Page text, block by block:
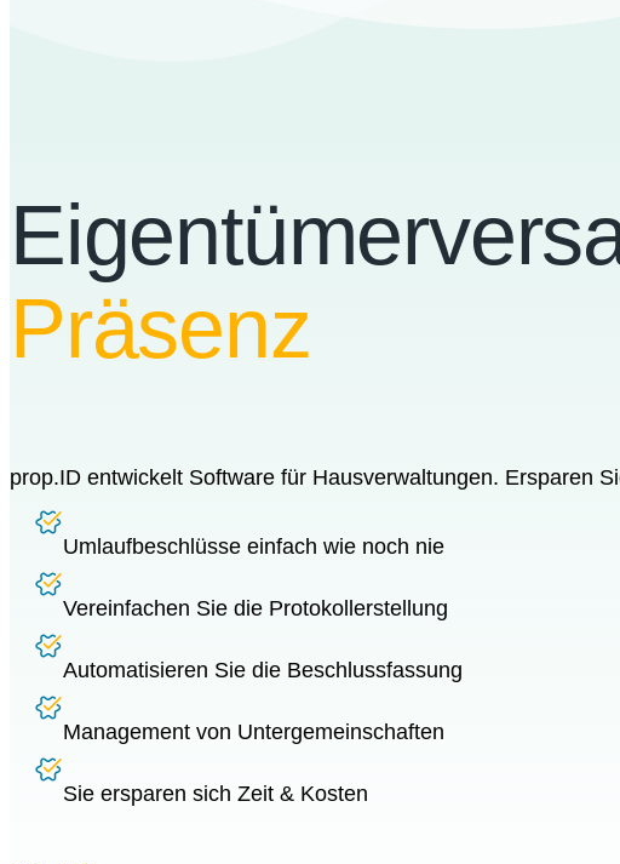
Präsenz
prop.ID entwickelt Software für Hausverwaltungen. Ersparen
Umlaufbeschlüsse einfach wie noch nie
Vereinfachen Sie die Protokollerstellung
Automatisieren Sie die Beschlussfassung
Management von Untergemeinschaften
Sie ersparen sich Zeit & Kosten